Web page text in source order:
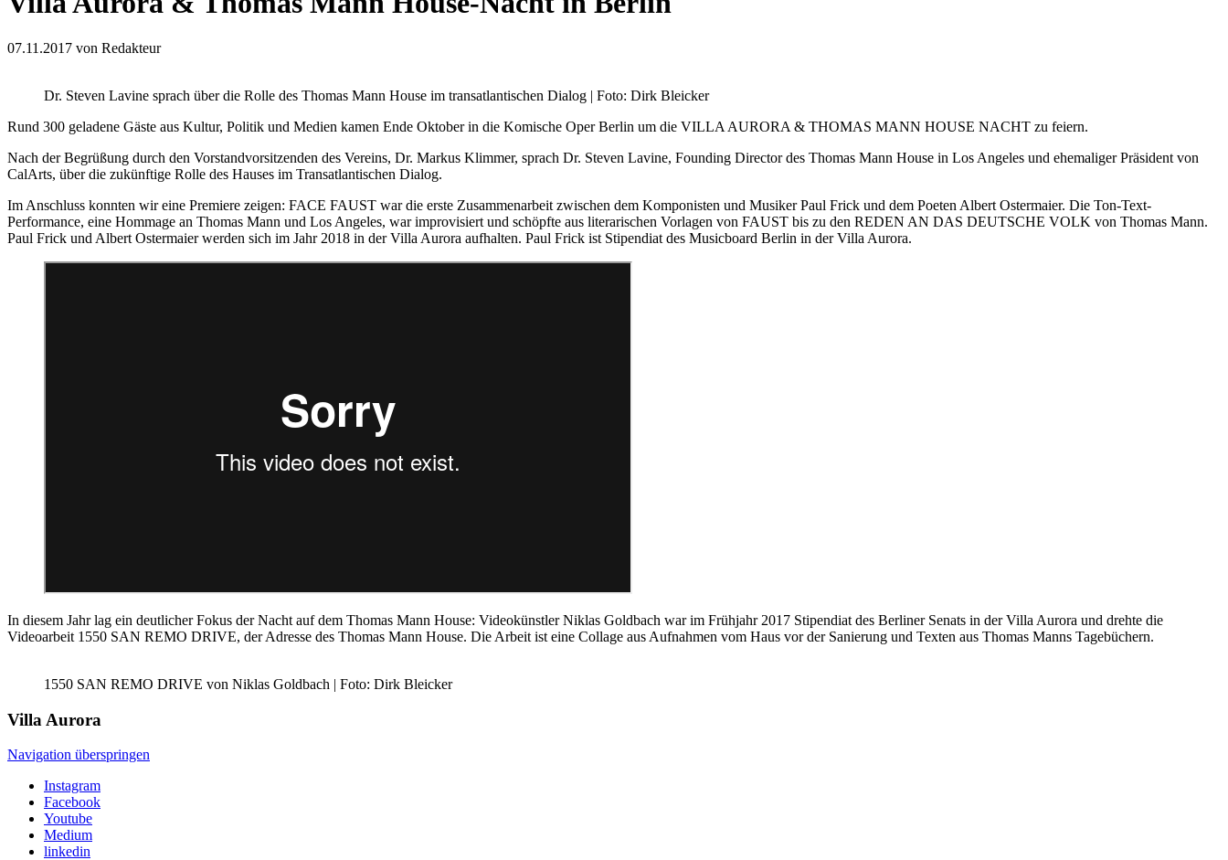
07.11.2017 von Redakteur
Dr. Steven Lavine sprach über die Rolle des Thomas Mann House im transatlantischen Dialog | Foto: Dirk Bleicker
Rund 300 geladene Gäste aus Kultur, Politik und Medien kamen Ende Oktober in die Komische Oper Berlin um die VILLA AURORA & THOMAS MANN HOUSE NACHT zu feiern.
Nach der Begrüßung durch den Vorstandvorsitzenden des Vereins, Dr. Markus Klimmer, sprach Dr. Steven Lavine, Founding Director des Thomas Mann House in Los Angeles und ehemaliger Präsident von
CalArts, über die zukünftige Rolle des Hauses im Transatlantischen Dialog.
Im Anschluss konnten wir eine Premiere zeigen: FACE FAUST war die erste Zusammenarbeit zwischen dem Komponisten und Musiker Paul Frick und dem Poeten Albert Ostermaier. Die Ton-Text-
Performance, eine Hommage an Thomas Mann und Los Angeles, war improvisiert und schöpfte aus literarischen Vorlagen von FAUST bis zu den REDEN AN DAS DEUTSCHE VOLK von Thomas Mann.
Paul Frick und Albert Ostermaier werden sich im Jahr 2018 in der Villa Aurora aufhalten. Paul Frick ist Stipendiat des Musicboard Berlin in der Villa Aurora.
In diesem Jahr lag ein deutlicher Fokus der Nacht auf dem Thomas Mann House: Videokünstler Niklas Goldbach war im Frühjahr 2017 Stipendiat des Berliner Senats in der Villa Aurora und drehte die
Videoarbeit 1550 SAN REMO DRIVE, der Adresse des Thomas Mann House. Die Arbeit ist eine Collage aus Aufnahmen vom Haus vor der Sanierung und Texten aus Thomas Manns Tagebüchern.
1550 SAN REMO DRIVE von Niklas Goldbach | Foto: Dirk Bleicker
Villa Aurora
Navigation überspringen
Instagram
Facebook
Youtube
Medium
linkedin